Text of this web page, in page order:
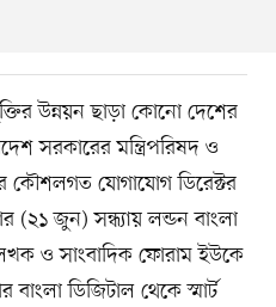
উন্নয়ন ছাড়া কোনো দেশের
সরকারের মন্ত্রিপরিষদ ও
কৌশলগত যোগাযোগ ডিরেক্টর
জুন) সন্ধ্যায় লন্ডন বাংলা
ও সাংবাদিক ফোরাম ইউকে
ডিজিটাল থেকে স্মার্ট